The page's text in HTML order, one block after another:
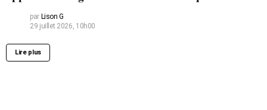
par Lison G
29 juillet 2026, 10h00
Lire plus